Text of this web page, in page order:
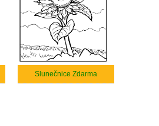
Slunečnice Zdarma